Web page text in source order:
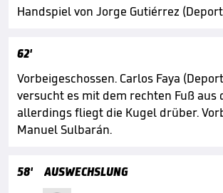
Handspiel von Jorge Gutiérrez
62'
Vorbeigeschossen. Carlos Faya
versucht es mit dem rechten Fuß aus
allerdings fliegt die Kugel drüber.
Manuel Sulbarán.
58' AUSWECHSLUNG